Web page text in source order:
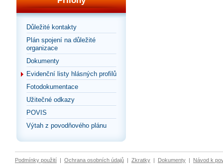
Důležité kontakty
Plán spojení na důležité
organizace
Dokumenty
Evidenční listy hlásných profilů
Fotodokumentace
Užitečné odkazy
POVIS
Výtah z povodňového plánu
Podmínky použití | Ochrana osobních údajů | Zkratky | Dokumenty | Návod k